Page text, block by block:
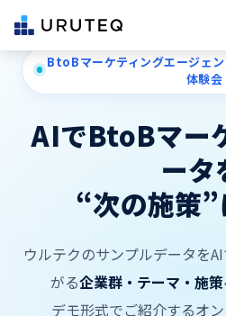
BtoBマーケティングエージェ
体験会
AIでBtoBマー
ータ
“次の施策”
ウルテクのサンプルデータを
がる企業群・テーマ・施策
デモ形式でご紹介するオン